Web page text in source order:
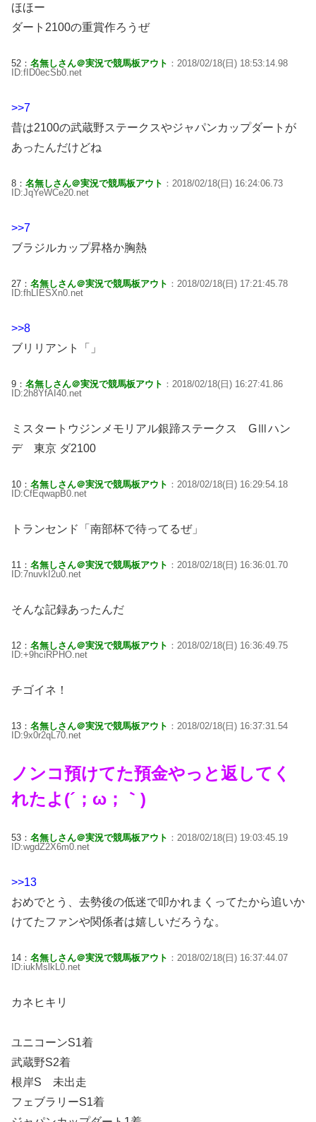
ほほー
ダート2100の重賞作ろうぜ
52： 名無しさん＠実況で競馬板アウト ：2018/02/18(日) 18:53:14.98
ID:fID0ecSb0.net
>>7
昔は2100の武蔵野ステークスやジャパンカップダートが
あったんだけどね
8： 名無しさん＠実況で競馬板アウト ：2018/02/18(日) 16:24:06.73
ID:JqYeWCe20.net
>>7
ブラジルカップ昇格か胸熱
27： 名無しさん＠実況で競馬板アウト ：2018/02/18(日) 17:21:45.78
ID:fhLIESXn0.net
>>8
ブリリアント「」
9： 名無しさん＠実況で競馬板アウト ：2018/02/18(日) 16:27:41.86
ID:2h8YfAI40.net
ミスタートウジンメモリアル銀蹄ステークス GⅢハン
デ 東京 ダ2100
10： 名無しさん＠実況で競馬板アウト ：2018/02/18(日) 16:29:54.18
ID:CfEqwapB0.net
トランセンド「南部杯で待ってるぜ」
11： 名無しさん＠実況で競馬板アウト ：2018/02/18(日) 16:36:01.70
ID:7nuvkI2u0.net
そんな記録あったんだ
12： 名無しさん＠実況で競馬板アウト ：2018/02/18(日) 16:36:49.75
ID:+9hciRPHO.net
チゴイネ！
13： 名無しさん＠実況で競馬板アウト ：2018/02/18(日) 16:37:31.54
ID:9x0r2qL70.net
ノンコ預けてた預金やっと返してく
れたよ(´；ω；｀)
53： 名無しさん＠実況で競馬板アウト ：2018/02/18(日) 19:03:45.19
ID:wgdZ2X6m0.net
>>13
おめでとう、去勢後の低迷で叩かれまくってたから追いか
けてたファンや関係者は嬉しいだろうな。
14： 名無しさん＠実況で競馬板アウト ：2018/02/18(日) 16:37:44.07
ID:iukMslkL0.net
カネヒキリ
ユニコーンS1着
武蔵野S2着
根岸S 未出走
フェブラリーS1着